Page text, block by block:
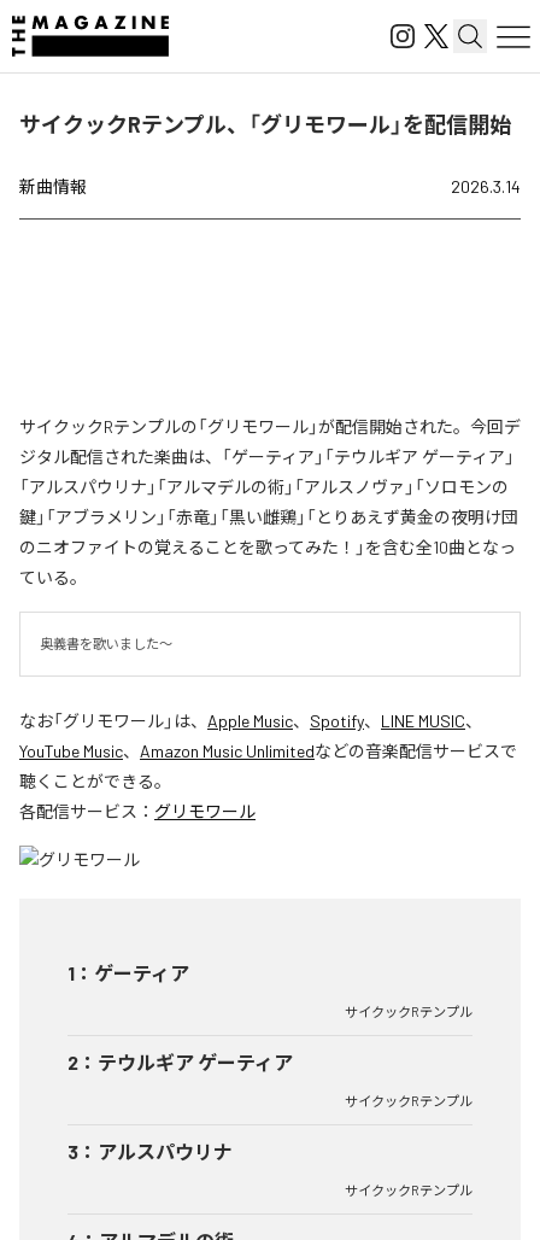
サイクックRテンプル、「グリモワール」を配信開始
新曲情報 2026.3.14
サイクックRテンプルの「グリモワール」が配信開始された。今回デ
ジタル配信された楽曲は、「ゲーティア」「テウルギア ゲーティア」
「アルスパウリナ」「アルマデルの術」「アルスノヴァ」「ソロモンの
鍵」「アブラメリン」「赤竜」「黒い雌鶏」「とりあえず黄金の夜明け団
のニオファイトの覚えることを歌ってみた！」を含む全10曲となっ
ている。
奥義書を歌いました～
なお「グリモワール」は、 Apple Music、 Spotify、 LINE MUSIC、
YouTube Music、 Amazon Music Unlimitedなどの音楽配信サービスで
聴くことができる。
各配信サービス： グリモワール
1 ： ゲーティア
サイクックRテンプル
2 ： テウルギア ゲーティア
サイクックRテンプル
3 ： アルスパウリナ
サイクックRテンプル